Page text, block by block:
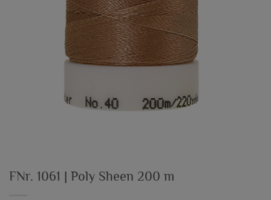
FNr. 1061 | Poly Sheen 200 m